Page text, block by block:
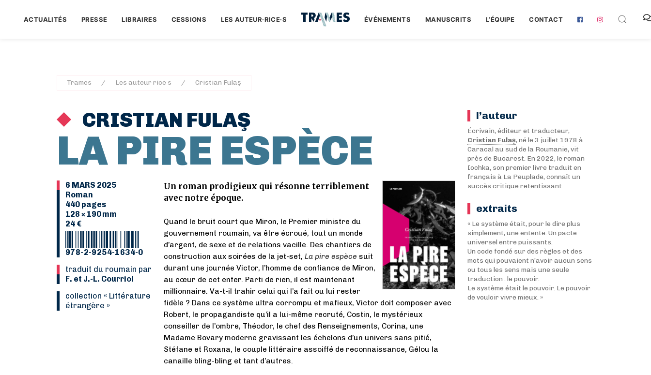
ACTUALITÉS PRESSE LIBRAIRES CESSIONS LES AUTEUR·RICE·S ÉVÉNEMENTS MANUSCRITS L‘ÉQUIPE CONTACT
Trames Les auteur·rice·s Cristian Fulaş
CRISTIAN FULAŞ
LA PIRE ESPÈCE
6 MARS 2025
Roman
440 pages
128 × 190 mm
24 €
978-2-9254-1634-0
Traduit du roumain par
F. et J.-L. Courriol
collection « Littérature
étrangère »
Un roman prodigieux qui résonne terriblement
avec notre époque.
Quand le bruit court que Miron, le Premier ministre du
gouvernement roumain, va être écroué, tout un monde
d’argent, de sexe et de relations vacille. Des chantiers de
construction aux soirées de la jet-set, La pire espèce suit
durant une journée Victor, l’homme de confiance de Miron,
au cœur de cet enfer. Parti de rien, il est maintenant
millionnaire. Va-t-il trahir celui qui l’a fait ou lui rester
fidèle ? Dans ce système ultra corrompu et mafieux, Victor doit composer avec
Robert, le propagandiste qu’il a lui-même recruté, Costin, le mystérieux
conseiller de l’ombre, Théodor, le chef des Renseignements, Corina, une
Madame Bovary moderne gravissant les échelons d’un univers sans pitié,
Stéfane et Roxana, le couple littéraire assoiffé de reconnaissance, Gélou la
canaille bling-bling et tant d’autres.
l’auteur
Écrivain, éditeur et traducteur,
Cristian Fulaș, né le 3 juillet 1978 à
Caracal au sud de la Roumanie, vit
près de Bucarest. En 2022, le roman
Iochka, son premier livre traduit en
français à La Peuplade, connaît un
succès critique retentissant.
extraits
« Le système était, pour le dire plus
simplement, une entente. Un pacte
universel entre puissants.
Un code fondé sur des règles et des
mots qui pouvaient n’avoir aucun sens
ou tous les sens mais une seule
traduction : le pouvoir.
Le système était le pouvoir. Le pouvoir
de vouloir vivre mieux. »